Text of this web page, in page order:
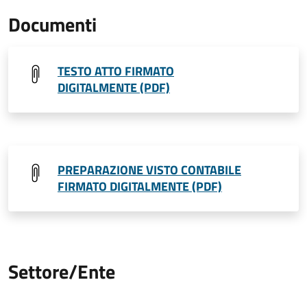
Documenti
TESTO ATTO FIRMATO
DIGITALMENTE (PDF)
PREPARAZIONE VISTO CONTABILE
FIRMATO DIGITALMENTE (PDF)
Settore/Ente